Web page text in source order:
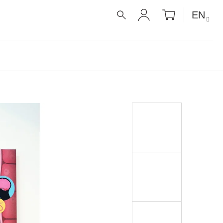
CART
EN
RECEPTY PRO